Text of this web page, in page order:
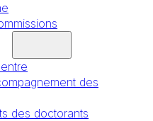
des
des doctorants